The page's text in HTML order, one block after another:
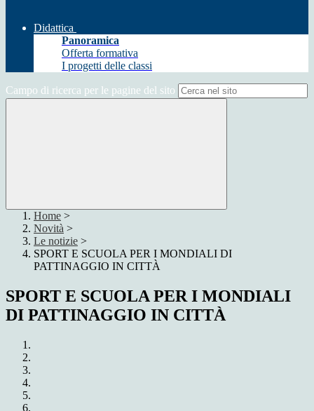
Didattica
Panoramica
Offerta formativa
I progetti delle classi
Campo di ricerca per le pagine del sito
Home >
Novità >
Le notizie >
SPORT E SCUOLA PER I MONDIALI DI
PATTINAGGIO IN CITTÀ
SPORT E SCUOLA PER I MONDIALI
DI PATTINAGGIO IN CITTÀ